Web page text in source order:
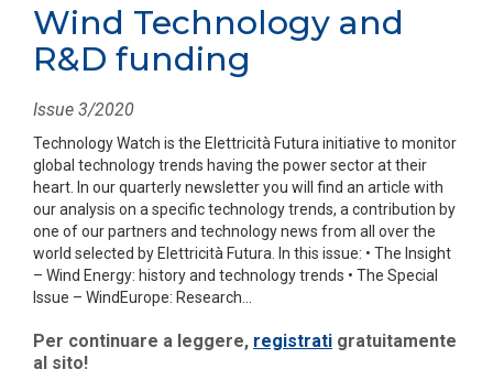
Wind Technology and
R&D funding
Issue 3/2020
Technology Watch is the Elettricità Futura initiative to monitor
global technology trends having the power sector at their
heart. In our quarterly newsletter you will find an article with
our analysis on a specific technology trends, a contribution by
one of our partners and technology news from all over the
world selected by Elettricità Futura. In this issue: • The Insight
– Wind Energy: history and technology trends • The Special
Issue – WindEurope: Research...
Per continuare a leggere, registrati gratuitamente
al sito!